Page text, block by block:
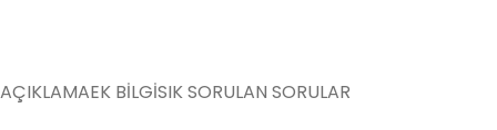
AÇIKLAMAEK BILGISIK SORULAN SORULAR